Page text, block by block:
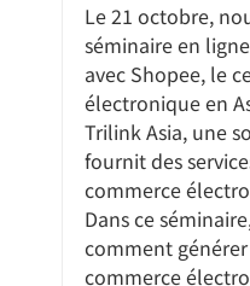
Le 21 octobre,
séminaire en
avec Shopee, le
électronique en
Trilink Asia, une
fournit des
commerce
Dans ce
comment
commerce